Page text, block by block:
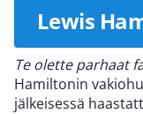
Lewis
Te olette parhaat
Hamiltonin
jälkeisessä